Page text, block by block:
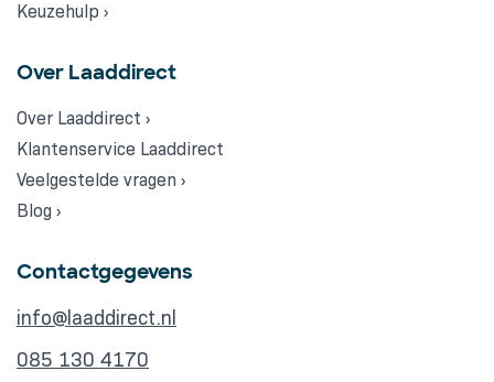
Keuzehulp ›
Over Laaddirect
Over Laaddirect ›
Klantenservice Laaddirect
Veelgestelde vragen ›
Blog ›
Contactgegevens
info@laaddirect.nl
085 130 4170